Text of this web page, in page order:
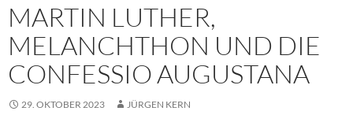
MARTIN LUTHER,
MELANCHTHON UND DIE
CONFESSIO AUGUSTANA
29. OKTOBER 2023 JÜRGEN KERN